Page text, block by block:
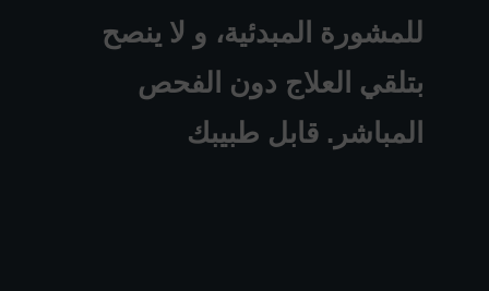
للمشورة المبدئية، و لا ينصح
بتلقي العلاج دون الفحص
المباشر. قابل طبيبك